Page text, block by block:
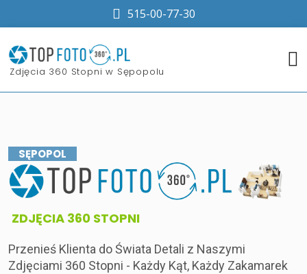
515-00-77-30
​Zdjęcia 360 Stopni w Sępopolu
SĘPOPOL
​ZDJĘCIA 360 STOPNI
Przenieś Klienta do Świata Detali z Naszymi
Zdjęciami 360 Stopni - Każdy Kąt, Każdy Zakamarek